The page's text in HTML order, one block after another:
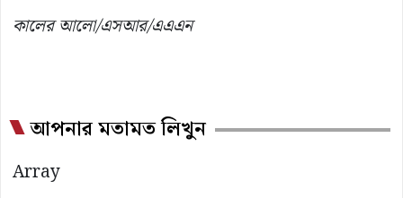
কালের আলো/এসআর/এএএন
আপনার মতামত লিখুন
Array